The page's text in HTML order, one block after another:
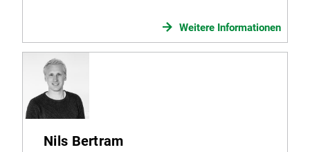
Weitere Informationen
Nils Bertram